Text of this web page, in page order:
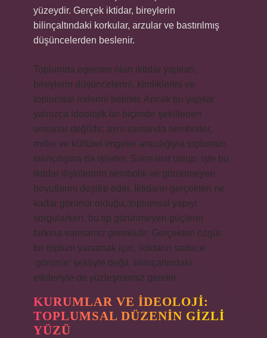
yüzeydir. Gerçek iktidar, bireylerin
bilinçaltındaki korkular, arzular ve bastırılmış
düşüncelerden beslenir.
Toplumda egemen olan iktidar yapıları,
bireylerin düşüncelerini, kimliklerini ve
toplumsal rollerini belirler. Ancak bu yapılar
yalnızca ideolojik bir biçimde şekillenen
unsurlar değildir; aynı zamanda semboller,
mitler ve kültürel imgeler aracılığıyla toplumun
bilinçdışına da işlerler. Sürrealist üslup, işte bu
iktidar ilişkilerinin sembolik ve görünmeyen
boyutlarını deşifre eder. İktidarın gerçekten ne
kadar görünür olduğu, toplumsal yapıyı
sorgularken, bu tip görünmeyen güçlerin
farkına varmamız gereklidir. Gerçekten özgür
bir toplum yaratmak için, iktidarın sadece
‘görünür’ şekliyle değil, bilinçaltındaki
etkileriyle de yüzleşmemiz gerekir.
KURUMLAR VE İDEOLOJI:
TOPLUMSAL DÜZENIN GIZLI
YÜZÜ